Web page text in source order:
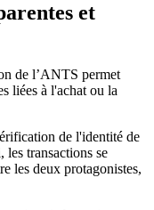
et
de l’ANTS permet
liées à l'achat ou la
de l'identité de
transactions se
les deux protagonistes,